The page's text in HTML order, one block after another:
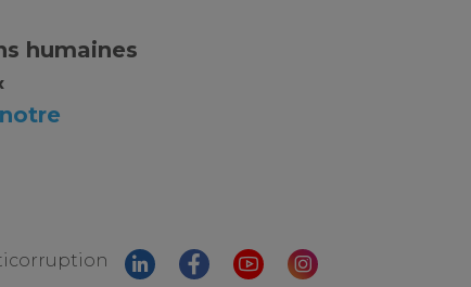
humaines
notre